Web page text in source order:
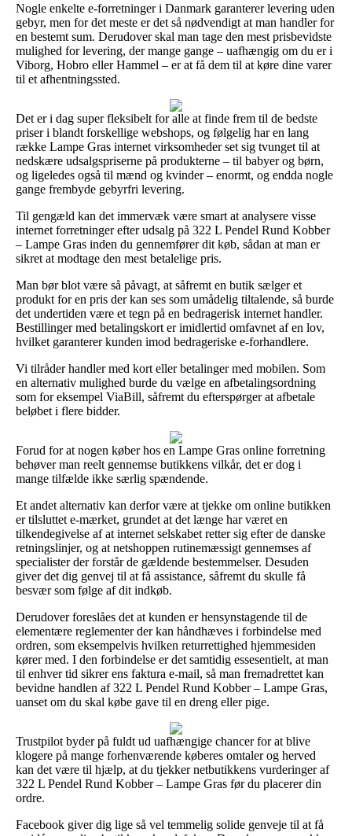
Nogle enkelte e-forretninger i Danmark garanterer levering uden
gebyr, men for det meste er det så nødvendigt at man handler for
en bestemt sum. Derudover skal man tage den mest prisbevidste
mulighed for levering, der mange gange – uafhængig om du er i
Viborg, Hobro eller Hammel – er at få dem til at køre dine varer
til et afhentningssted.
Det er i dag super fleksibelt for alle at finde frem til de bedste
priser i blandt forskellige webshops, og følgelig har en lang
række Lampe Gras internet virksomheder set sig tvunget til at
nedskære udsalgspriserne på produkterne – til babyer og børn,
og ligeledes også til mænd og kvinder – enormt, og endda nogle
gange frembyde gebyrfri levering.
Til gengæld kan det immervæk være smart at analysere visse
internet forretninger efter udsalg på 322 L Pendel Rund Kobber
– Lampe Gras inden du gennemfører dit køb, sådan at man er
sikret at modtage den mest betalelige pris.
Man bør blot være så påvagt, at såfremt en butik sælger et
produkt for en pris der kan ses som umådelig tiltalende, så burde
det undertiden være et tegn på en bedragerisk internet handler.
Bestillinger med betalingskort er imidlertid omfavnet af en lov,
hvilket garanterer kunden imod bedrageriske e-forhandlere.
Vi tilråder handler med kort eller betalinger med mobilen. Som
en alternativ mulighed burde du vælge en afbetalingsordning
som for eksempel ViaBill, såfremt du efterspørger at afbetale
beløbet i flere bidder.
Forud for at nogen køber hos en Lampe Gras online forretning
behøver man reelt gennemse butikkens vilkår, det er dog i
mange tilfælde ikke særlig spændende.
Et andet alternativ kan derfor være at tjekke om online butikken
er tilsluttet e-mærket, grundet at det længe har været en
tilkendegivelse af at internet selskabet retter sig efter de danske
retningslinjer, og at netshoppen rutinemæssigt gennemses af
specialister der forstår de gældende bestemmelser. Desuden
giver det dig genvej til at få assistance, såfremt du skulle få
besvær som følge af dit indkøb.
Derudover foreslåes det at kunden er hensynstagende til de
elementære reglementer der kan håndhæves i forbindelse med
ordren, som eksempelvis hvilken returrettighed hjemmesiden
kører med. I den forbindelse er det samtidig essesentielt, at man
til enhver tid sikrer ens faktura e-mail, så man fremadrettet kan
bevidne handlen af 322 L Pendel Rund Kobber – Lampe Gras,
uanset om du skal købe gave til en dreng eller pige.
Trustpilot byder på fuldt ud uafhængige chancer for at blive
klogere på mange forhenværende køberes omtaler og herved
kan det være til hjælp, at du tjekker netbutikkens vurderinger af
322 L Pendel Rund Kobber – Lampe Gras før du placerer din
ordre.
Facebook giver dig lige så vel temmelig solide genveje til at få